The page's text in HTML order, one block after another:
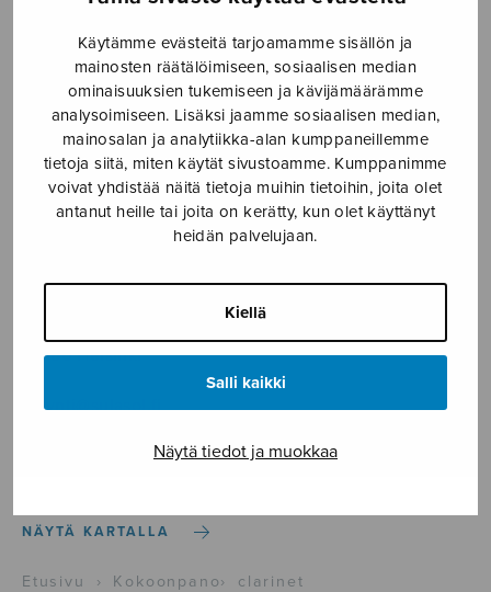
Käytämme evästeitä tarjoamamme sisällön ja
mainosten räätälöimiseen, sosiaalisen median
ominaisuuksien tukemiseen ja kävijämäärämme
analysoimiseen. Lisäksi jaamme sosiaalisen median,
mainosalan ja analytiikka-alan kumppaneillemme
tietoja siitä, miten käytät sivustoamme. Kumppanimme
voivat yhdistää näitä tietoja muihin tietoihin, joita olet
antanut heille tai joita on kerätty, kun olet käyttänyt
heidän palvelujaan.
Kiellä
Salli kaikki
Näytä tiedot ja muokkaa
SOITINMUSIIKKI
YKSINLAULU
YLEINEN
Sulasol nuottikauppa
ma–pe klo 10–16 tai sopimuksen mukaan
00180 Helsinki
myynti@sulasol.fi
NÄYTÄ KARTALLA
Etusivu › Kokoonpano› clarinet